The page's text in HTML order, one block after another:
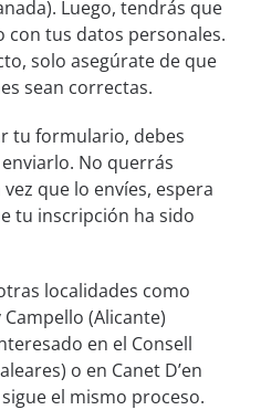
Luego, tendrás que
tus datos personales.
solo asegúrate de que
sean correctas.
tu formulario, debes
No querrás
que lo envíes, espera
tu inscripción ha sido
localidades como
(Alicante)
en el Consell
o en Canet D’en
el mismo proceso.